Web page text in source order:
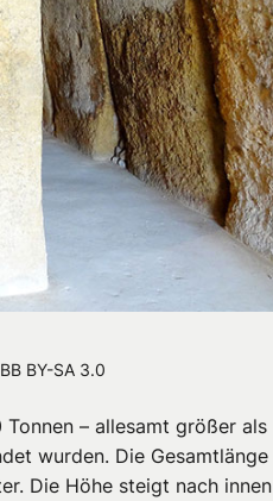
BY-SA 3.0
– allesamt größer als
wurden. Die Gesamtlänge
Die Höhe steigt nach innen